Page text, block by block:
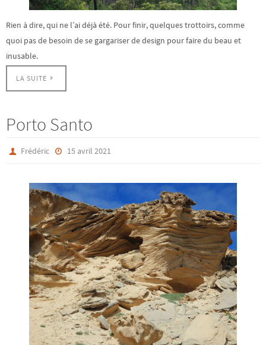
Rien à dire, qui ne l’ai déjà été. Pour finir, quelques trottoirs, comme
quoi pas de besoin de se gargariser de design pour faire du beau et
inusable.
LA SUITE
Porto Santo
Frédéric 15 avril 2021